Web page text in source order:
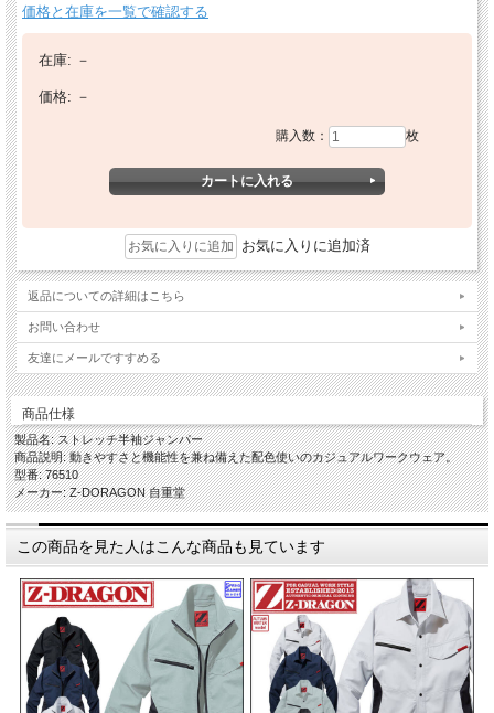
価格と在庫を一覧で確認する
在庫: －
価格: －
購入数： 枚
お気に入りに追加済
返品についての詳細はこちら
お問い合わせ
友達にメールですすめる
商品仕様
製品名: ストレッチ半袖ジャンパー
商品説明: 動きやすさと機能性を兼ね備えた配色使いのカジュアルワークウェア。
型番: 76510
メーカー: Z-DORAGON 自重堂
この商品を見た人はこんな商品も見ています